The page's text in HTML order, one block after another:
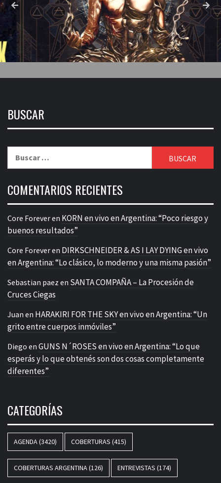
BUSCAR
COMENTARIOS RECIENTES
Core Foreveren KORN en vivo en Argentina: “Poco riesgo y
buenos resultados”
Core Foreveren DIRKSCHNEIDER & AS I LAY DYING en vivo
en Argentina: “Lo clásico, lo moderno y una misma pasión”
Sebastian paez en SANTA COMPAÑA – La Procesión de
Cruces Ciegas
Juan en HARAKIRI FOR THE SKY en vivo en Argentina: “Un
grito entre cuerpos inmóviles”
Diego en GUNS N´ROSES en vivo en Argentina: “Lo que
esperás y lo que obtenés son dos cosas completamente
diferentes”
CATEGORÍAS
AGENDA(3420) COBERTURAS (415)
COBERTURAS ARGENTINA(126) ENTREVISTAS (174)